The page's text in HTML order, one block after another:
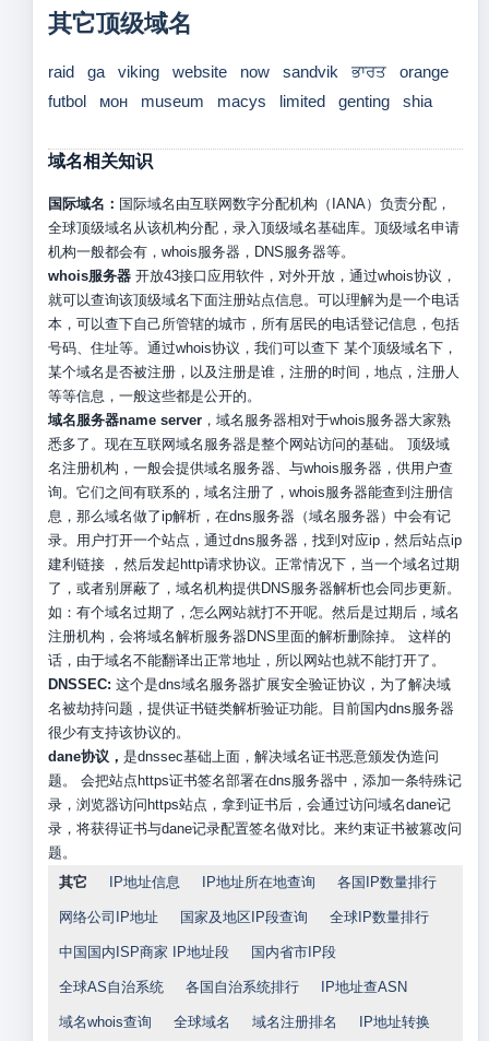
其它顶级域名
raid ga viking website now sandvik ਭਾਰਤ
orange
futbol
мон museum macys limited genting shia
域名相关知识
国际域名： 国际域名由互联网数字分配机构（IANA）负责分配，
全球顶级域名从该机构分配，录入顶级域名基础库。顶级域名申请
机构一般都会有，whois服务器，DNS服务器等。
whois服务器开放43接口应用软件，对外开放，通过whois协议，
就可以查询该顶级域名下面注册站点信息。可以理解为是一个电话
本，可以查下自己所管辖的城市，所有居民的电话登记信息，包括
号码、住址等。通过whois协议，我们可以查下 某个顶级域名下，
某个域名是否被注册，以及注册是谁，注册的时间，地点，注册人
等等信息，一般这些都是公开的。
域名服务器name server，域名服务器相对于whois服务器大家熟
悉多了。现在互联网域名服务器是整个网站访问的基础。 顶级域
名注册机构，一般会提供域名服务器、与whois服务器，供用户查
询。它们之间有联系的，域名注册了，whois服务器能查到注册信
息，那么域名做了ip解析，在dns服务器（域名服务器）中会有记
录。用户打开一个站点，通过dns服务器，找到对应ip，然后站点ip
建利链接 ，然后发起http请求协议。正常情况下，当一个域名过期
了，或者别屏蔽了，域名机构提供DNS服务器解析也会同步更新。
如：有个域名过期了，怎么网站就打不开呢。然后是过期后，域名
注册机构，会将域名解析服务器DNS里面的解析删除掉。 这样的
话，由于域名不能翻译出正常地址，所以网站也就不能打开了。
DNSSEC: 这个是dns域名服务器扩展安全验证协议，为了解决域
名被劫持问题，提供证书链类解析验证功能。目前国内dns服务器
很少有支持该协议的。
dane协议， 是dnssec基础上面，解决域名证书恶意颁发伪造问
题。 会把站点https证书签名部署在dns服务器中，添加一条特殊记
录，浏览器访问https站点，拿到证书后，会通过访问域名dane记
录，将获得证书与dane记录配置签名做对比。来约束证书被篡改问
题。
其它
IP地址信息 IP地址所在地查询 各国IP数量排行
网络公司IP地址 国家及地区IP段查询 全球IP数量排行
中国国内ISP商家 IP地址段 国内省市IP段
全球AS自治系统 各国自治系统排行 IP地址查ASN
域名whois查询 全球域名 域名注册排名 IP地址转换